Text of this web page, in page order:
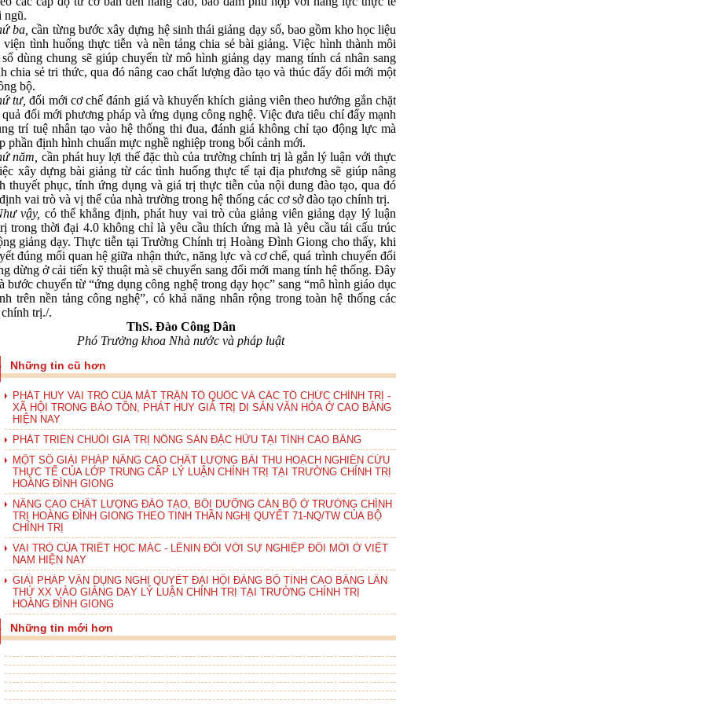
ngũ.
ba,cần từng bước xây dựng hệ sinh thái giảng dạy số, bao gồm kho học liệu
viện tình huống thực tiễn và nền tảng chia sẻ bài giảng. Việc hình thành môi
dùng chung sẽ giúp chuyển từ mô hình giảng dạy mang tính cá nhân sang
chia sẻ tri thức, qua đó nâng cao chất lượng đào tạo và thúc đẩy đổi mới một
bộ.
tư, đổi mới cơ chế đánh giá và khuyến khích giảng viên theo hướng gắn chặt
đổi mới phương pháp và ứng dụng công nghệ. Việc đưa tiêu chí đẩy mạnh
trí tuệ nhân tạo vào hệ thống thi đua, đánh giá không chỉ tạo động lực mà
phần định hình chuẩn mực nghề nghiệp trong bối cảnh mới.
cần phát huy lợi thế đặc thù của trường chính trị là gắn lý luận với thực
xây dựng bài giảng từ các tình huống thực tế tại địa phương sẽ giúp nâng
thuyết phục, tính ứng dụng và giá trị thực tiễn của nội dung đào tạo, qua đó
vai trò và vị thế của nhà trường trong hệ thống các cơ sở đào tạo chính trị.
vậy, có thể khẳng định, phát huy vai trò của giảng viên giảng dạy lý luận
trong thời đại 4.0 không chỉ là yêu cầu thích ứng mà là yêu cầu tái cấu trúc
giảng dạy. Thực tiễn tại Trường Chính trị Hoàng Đình Giong cho thấy, khi
đúng mối quan hệ giữa nhận thức, năng lực và cơ chế, quá trình chuyển đổi
dừng ở cải tiến kỹ thuật mà sẽ chuyển sang đổi mới mang tính hệ thống. Đây
bước chuyển từ “ứng dụng công nghệ trong dạy học” sang “mô hình giáo dục
trên nền tảng công nghệ”, có khả năng nhân rộng trong toàn hệ thống các
trị./.
ThS. Đào Công Dân
Phó Trưởng khoa Nhà nước và pháp luật
Những tin cũ hơn
PHÁT HUY VAI TRÒ CỦA MẶT TRẬN TỔ QUỐC VÀ CÁC TỔ CHỨC CHÍNH TRỊ -
XÃ HỘI TRONG BẢO TỒN, PHÁT HUY GIÁ TRỊ DI SẢN VĂN HÓA Ở CAO BẰNG
HIỆN NAY
PHÁT TRIỂN CHUỖI GIÁ TRỊ NÔNG SẢN ĐẶC HỮU TẠI TỈNH CAO BẰNG
MỘT SỐ GIẢI PHÁP NÂNG CAO CHẤT LƯỢNG BÀI THU HOẠCH NGHIÊN CỨU
THỰC TẾ CỦA LỚP TRUNG CẤP LÝ LUẬN CHÍNH TRỊ TẠI TRƯỜNG CHÍNH TRỊ
HOÀNG ĐÌNH GIONG
NÂNG CAO CHẤT LƯỢNG ĐÀO TẠO, BỒI DƯỠNG CÁN BỘ Ở TRƯỜNG CHÍNH
TRỊ HOÀNG ĐÌNH GIONG THEO TINH THẦN NGHỊ QUYẾT 71-NQ/TW CỦA BỘ
CHÍNH TRỊ
VAI TRÒ CỦA TRIẾT HỌC MÁC - LÊNIN ĐỐI VỚI SỰ NGHIỆP ĐỔI MỚI Ở VIỆT
NAM HIỆN NAY
GIẢI PHÁP VẬN DỤNG NGHỊ QUYẾT ĐẠI HỘI ĐẢNG BỘ TỈNH CAO BẰNG LẦN
THỨ XX VÀO GIẢNG DẠY LÝ LUẬN CHÍNH TRỊ TẠI TRƯỜNG CHÍNH TRỊ
HOÀNG ĐÌNH GIONG
Những tin mới hơn